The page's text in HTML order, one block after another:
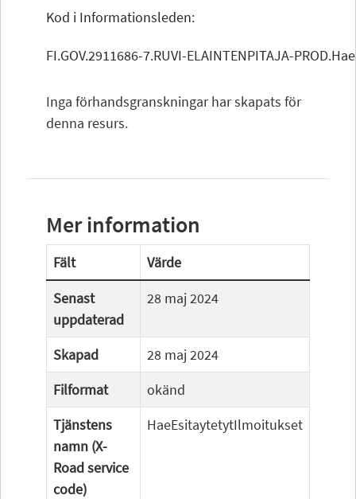
Kod i Informationsleden:
FI.GOV.2911686-7.RUVI-ELAINTENPITAJA-
Inga förhandsgranskningar har skapats för
denna resurs.
Mer information
Fält
Värde
Senast
uppdaterad
28 maj 2024
Skapad
28 maj 2024
Filformat
okänd
Tjänstens
namn (X-
Road service
code)
HaeEsitaytetytIlmoitukset